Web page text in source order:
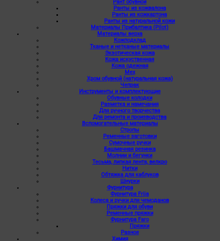
Рант обувной
Ранты из кожвалона
Ранты из кожкартона
Ранты из натуральной кожи
Материалы Прибалтика (Pilot)
Материалы верха
Кожподклад
Тканые и нетканые материалы
Экзотическая кожа
Кожа искуственная
Кожа одежная
Мех
Хром обувной (натуральная кожа)
Чепрак
Инструменты и комплектующие
Обувные колодки
Разметка и намечания
Для ручного творчества
Для ремонта и производства
Вспомогательные материалы
Стропы
Ременные заготовки
Сумочные ручки
Башмачная резинка
Молнии и бегунки
Тесьма, липкая лента, велкро
Нитки
Обтяжка для каблуков
Шнурки
Фурнитура
Фурнитура Frija
Колеса и ручки для чемоданов
Пряжки для обуви
Ременные пряжки
Фурнитура Faro
Пряжки
Разное
Химия